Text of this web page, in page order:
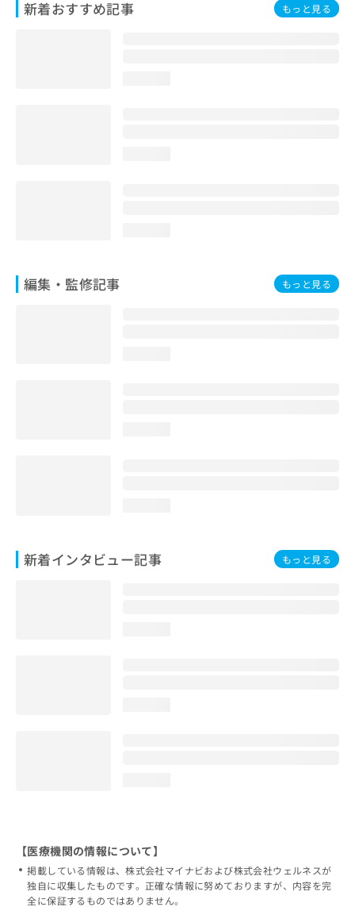
新着おすすめ記事 もっと見る
編集・監修記事 もっと見る
新着インタビュー記事 もっと見る
お
【医療機関の情報について】
掲載している情報は、株式会社マイナビおよび株式会社ウェルネスが
独自に収集したものです。正確な情報に努めておりますが、内容を完
全に保証するものではありません。